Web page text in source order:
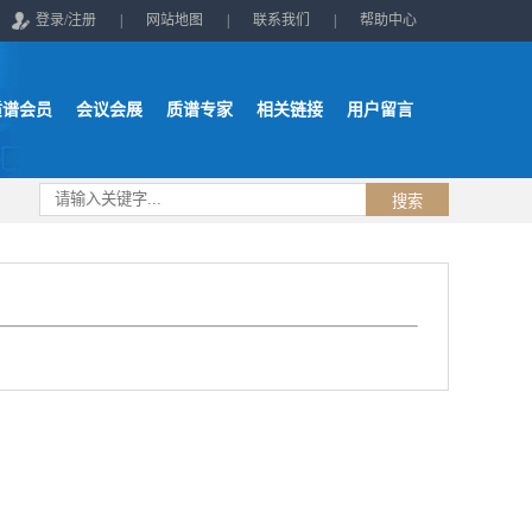
登录/注册 网站地图 联系我们 帮助中心
谱会员 会议会展 质谱专家 相关链接 用户留言